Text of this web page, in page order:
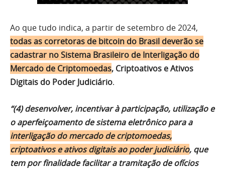
Ao que tudo indica, a partir de setembro de 2024,
todas as corretoras de bitcoin do Brasil deverão se
cadastrar no Sistema Brasileiro de Interligação do
Mercado de Criptomoedas, Criptoativos e Ativos
Digitais do Poder Judiciário.
“(4) desenvolver, incentivar à participação, utilização e
o aperfeiçoamento de sistema eletrônico para a
interligação do mercado de criptomoedas,
criptoativos e ativos digitais ao poder judiciário, que
tem por finalidade facilitar a tramitação de ofícios